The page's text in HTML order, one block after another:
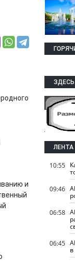
и
10:55
09:46
06:58
06:45